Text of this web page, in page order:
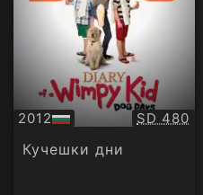
2012
БГ
аудио
Качество:
SD 480
Кучешки дни